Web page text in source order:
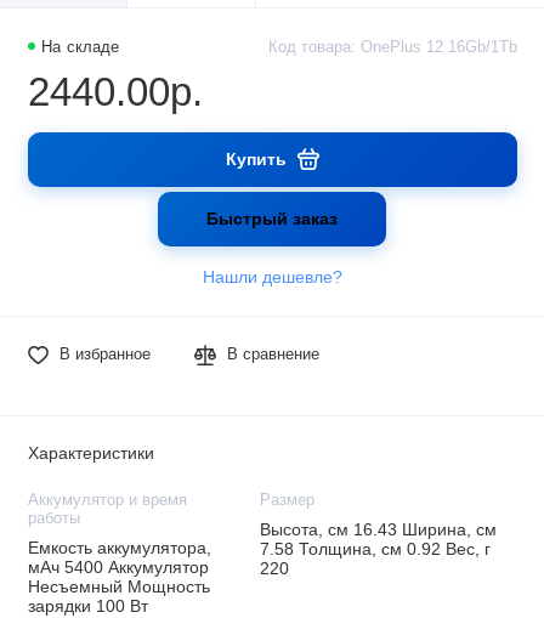
На складе Код товара: OnePlus 12 16Gb/1Tb
2440.00р.
Купить
Быстрый заказ
Нашли дешевле?
В избранное В сравнение
Характеристики
Аккумулятор и время
работы
Емкость аккумулятора,
мАч 5400 Аккумулятор
Несъемный Мощность
зарядки 100 Вт
Размер
Высота, см 16.43 Ширина, см
7.58 Толщина, см 0.92 Вес, г
220